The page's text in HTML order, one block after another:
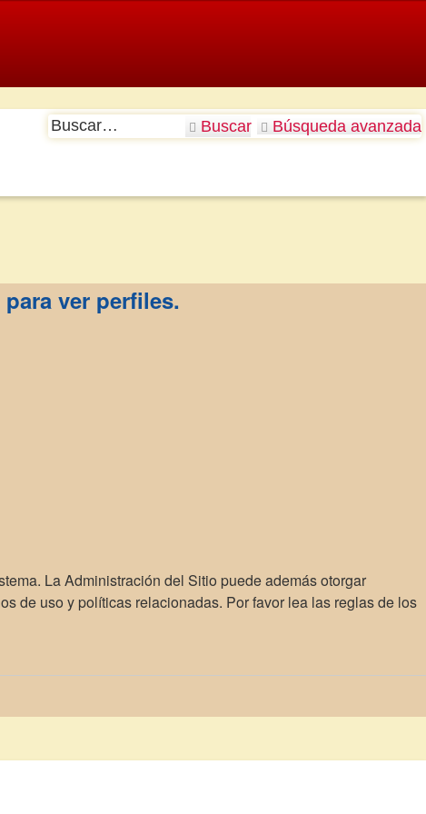
Buscar Búsqueda avanzada
ver perfiles.
La Administración del Sitio puede además otorgar
de uso y políticas relacionadas. Por favor lea las reglas de los